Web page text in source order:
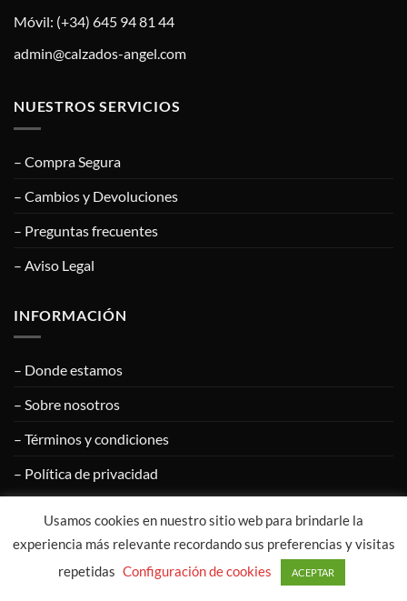
Móvil: (+34) 645 94 81 44
admin@calzados-angel.com
NUESTROS SERVICIOS
– Compra Segura
– Cambios y Devoluciones
– Preguntas frecuentes
– Aviso Legal
INFORMACIÓN
– Donde estamos
– Sobre nosotros
– Términos y condiciones
– Política de privacidad
Visa PayPal MasterCardGoogle
Pay
Apple
Pay
COPYRIGHT © 2020CALZADOS ÁNGEL
Usamos cookies en nuestro sitio web para brindarle la
experiencia más relevante recordando sus preferencias y visitas
repetidas Configuración de cookies ACEPTAR